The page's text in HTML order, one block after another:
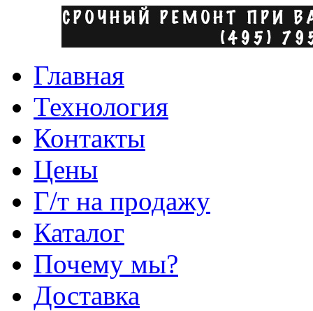
Главная
Технология
Контакты
Цены
Г/т на продажу
Каталог
Почему мы?
Доставка